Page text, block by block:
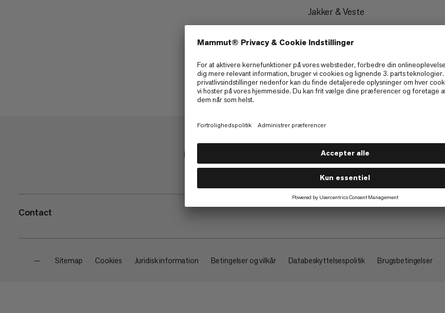
Jakker & Veste
Butik Om
Contact
— Sitemap Cookies Juridisk information Betingelser og vilkår Databeskyttelsespolitik Brugsbetingelser